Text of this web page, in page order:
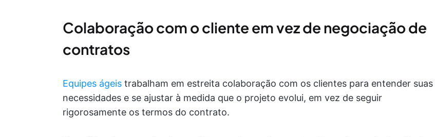
Colaboração com o cliente em vez de negociação de
contratos
Equipes ágeis trabalham em estreita colaboração com os clientes para entender suas
necessidades e se ajustar à medida que o projeto evolui, em vez de seguir
rigorosamente os termos do contrato.